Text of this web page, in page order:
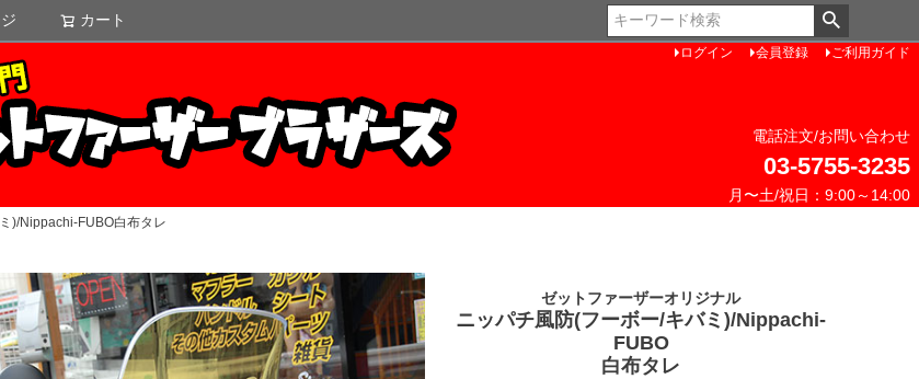
カート
ログイン 会員登録 ご利用ガイド
電話注文/お問い合わせ
03-5755-3235
月〜土/祝日：9:00～14:00
)/Nippachi-FUBO白布タレ
ゼットファーザーオリジナル
ニッパチ風防(フーボー/キバミ)/Nippachi-
FUBO
白布タレ
ペー
ジト
ップ